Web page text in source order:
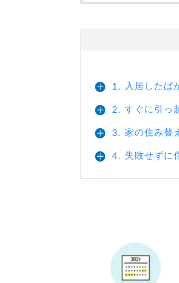
1. 入居したば
2. すぐに引っ
3. 家の住み替
4. 失敗せずに